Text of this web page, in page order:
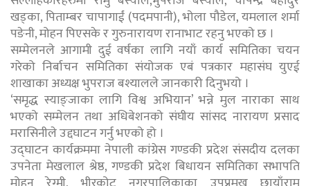
खड्का, पिताम्बर चापागाईं (पदमपानी), भोला पौडेल, यमलाल शर्मा
पङेनी, मोहन पिएसके र गुरुनारायण रानाभाट रहनु भएको छ ।
सम्मेलनले आगामी दुई वर्षका लागि नयाँ कार्य समितिका चयन
गरेको निर्बाचन समितिका संयोजक एबं पत्रकार महासंघ युएई
शाखाका अध्यक्ष भुपराज बश्यालले जानकारी दिनुभयो ।
‘समृद्ध स्याङ्जाका लागि विश्व अभियान’ भन्ने मुल नाराका साथ
भएको सम्मेलन तथा अधिबेशनको संघीय सांसद नारायण प्रसाद
मरासिनीले उद्दघाटन गर्नु भएको हो ।
उद्घाटन कार्यक्रममा नेपाली कांग्रेस गण्डकी प्रदेश संसदीय दलका
उपनेता मेखलाल श्रेष्ठ, गण्डकी प्रदेश बिधायन समितिका सभापति